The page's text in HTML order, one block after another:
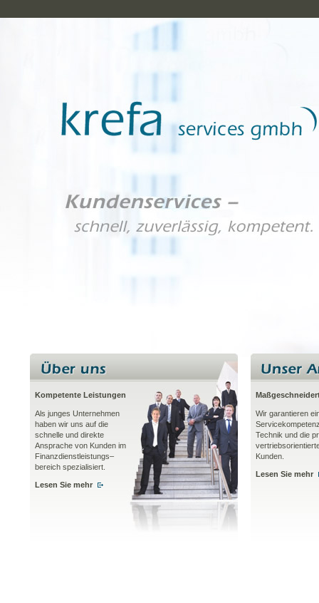
Kompetente Leistungen
Als junges Unternehmen
haben wir uns auf die
schnelle und direkte
Ansprache von Kunden im
Finanzdienstleistungs–
bereich spezialisiert.
Lesen Sie mehr
Wir garantieren
Technik und die
Kunden.
Lesen Sie mehr